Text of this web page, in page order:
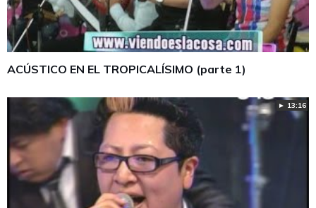
ACÚSTICO EN EL TROPICALÍSIMO (parte 1)
► 13:16